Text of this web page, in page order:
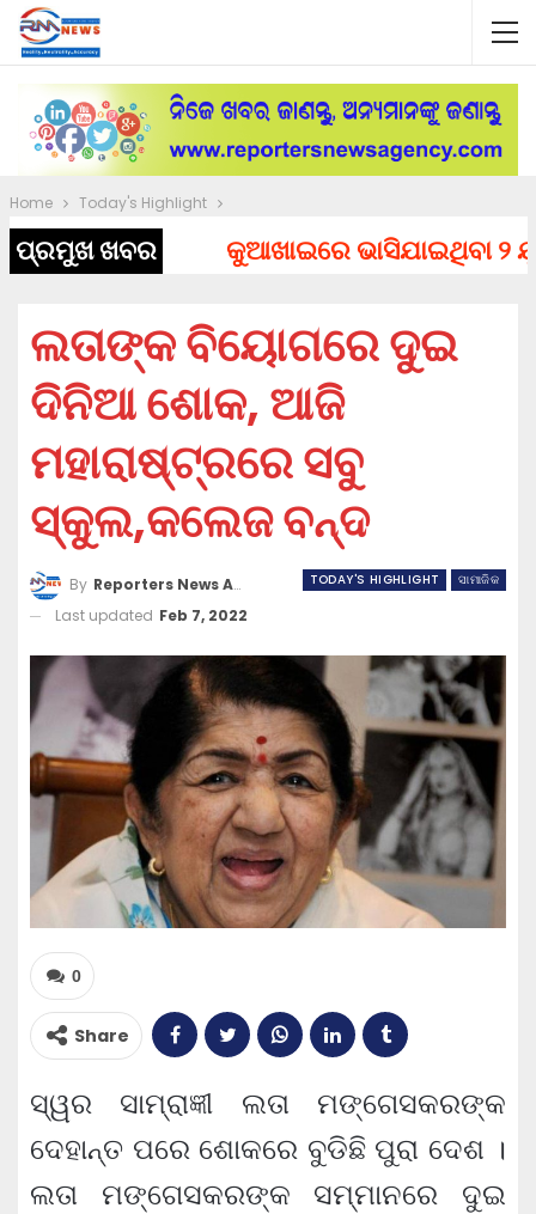
Home Today's Highlight
ପ୍ରମୁଖ ଖବର କୁଆଖାଇରେ ଭାସିଯାଇଥିବା ୨
ଲତାଙ୍କ ବିୟୋଗରେ ଦୁଇ
ଦିନିଆ ଶୋକ, ଆଜି
ମହାରାଷ୍ଟ୍ରରେ ସବୁ
ସ୍କୁଲ,କଲେଜ ବନ୍ଦ
TODAY'S HIGHLIGHT ସାମାଜିକ
By Reporters News Agency
Last updated Feb 7, 2022
0
Share
ସ୍ୱର ସାମ୍ରାଜ୍ଞୀ ଲତା ମଙ୍ଗେସକରଙ୍କ
ଦେହାନ୍ତ ପରେ ଶୋକରେ ବୁଡିଛି ପୁରା ଦେଶ ।
ଲତା ମଙ୍ଗେସକରଙ୍କ ସମ୍ମାନରେ ଦୁଇ